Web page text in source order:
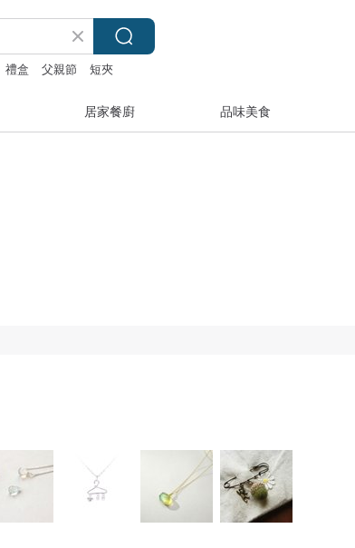
禮盒 父親節 短夾
居家餐廚 品味美食